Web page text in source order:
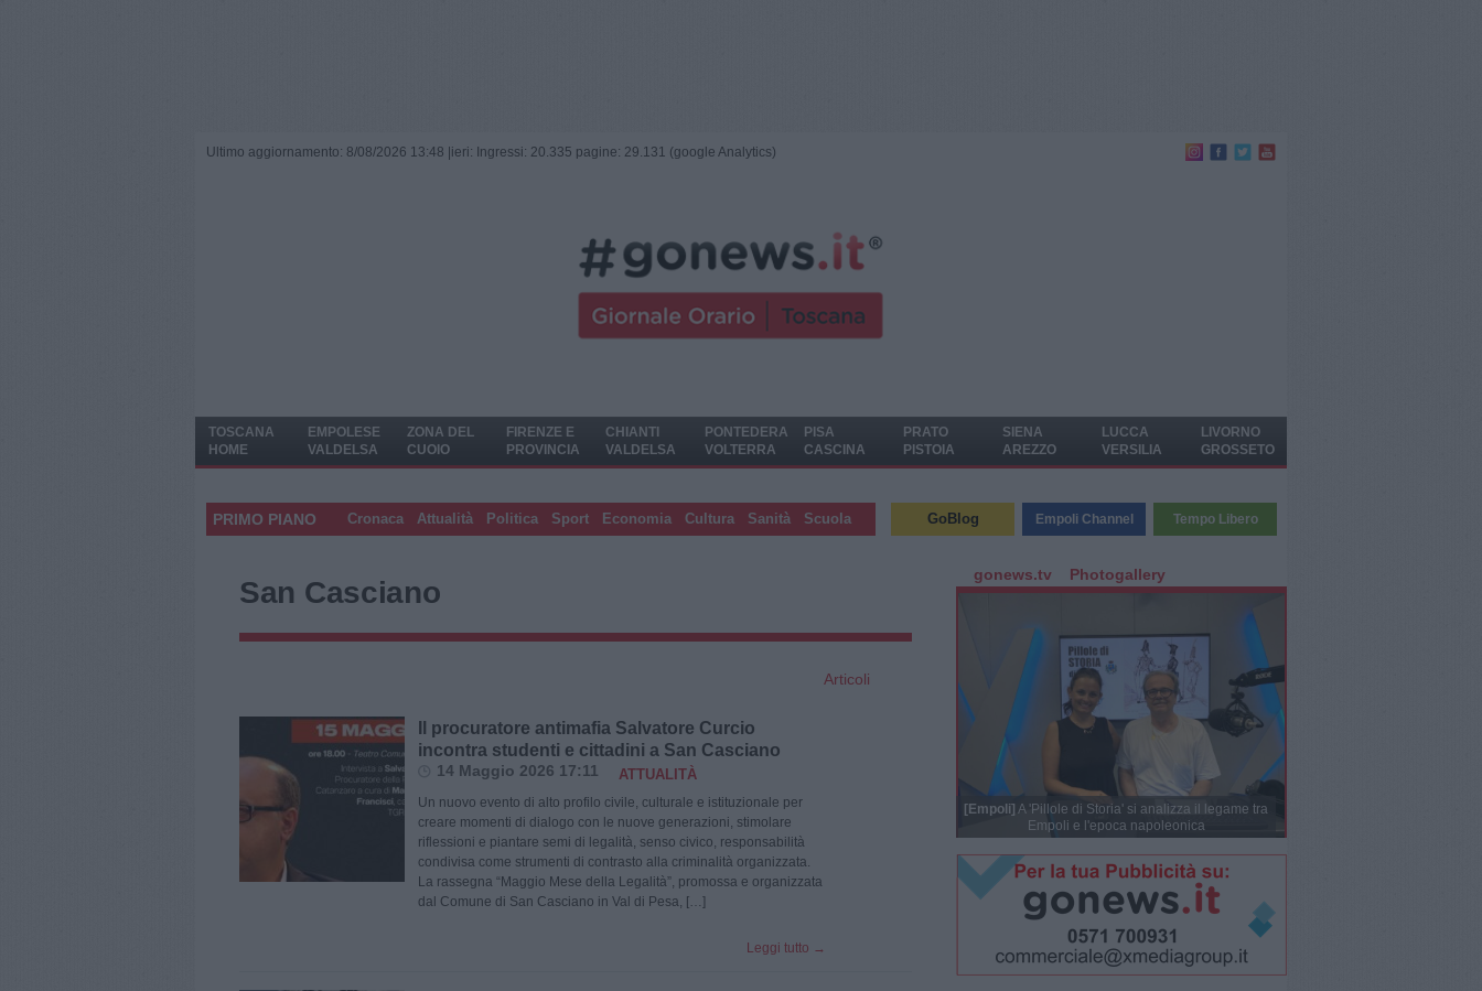
Ultimo aggiornamento: 8/08/2026 13:48 | ieri: Ingressi: 20.335 pagine: 29.131 (google Analytics)
TOSCANA
HOME
EMPOLESE
VALDELSA
ZONA DEL
CUOIO
FIRENZE E
PROVINCIA
CHIANTI
VALDELSA
PONTEDERA
VOLTERRA
PISA
CASCINA
PRATO
PISTOIA
SIENA
AREZZO
LUCCA
VERSILIA
LIVORNO
GROSSETO
PRIMO PIANO Cronaca Attualità Politica Sport Economia Cultura Sanità Scuola GoBlog Empoli Channel Tempo Libero
San Casciano
Il procuratore antimafia Salvatore Curcio
incontra studenti e cittadini a San Casciano
14 Maggio 2026 17:11 ATTUALITÀ
Un nuovo evento di alto profilo civile, culturale e istituzionale per
creare momenti di dialogo con le nuove generazioni, stimolare
riflessioni e piantare semi di legalità, senso civico, responsabilità
condivisa come strumenti di contrasto alla criminalità organizzata.
La rassegna “Maggio Mese della Legalità”, promossa e organizzata
dal Comune di San Casciano in Val di Pesa, […]
Leggi tutto →
Articoli
gonews.tv Photogallery
[Empoli] A 'Pillole di Storia' si analizza il legame tra
Empoli e l'epoca napoleonica